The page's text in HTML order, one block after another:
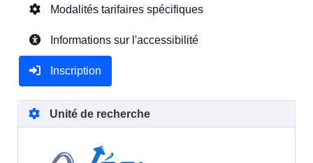
Modalités tarifaires spécifiques
Informations sur l'accessibilité
Inscription
Unité de recherche